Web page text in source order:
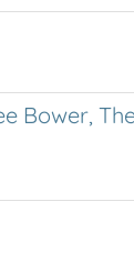
Bower,